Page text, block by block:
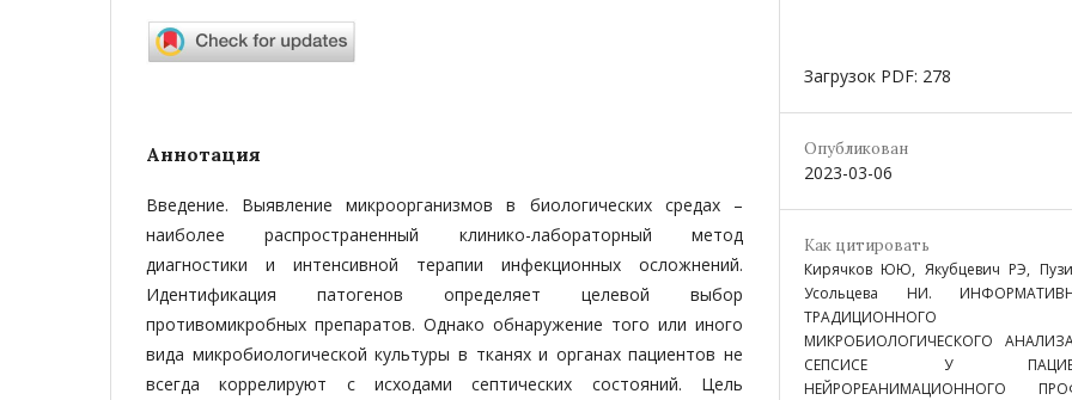
Аннотация
Введение. Выявление микроорганизмов в биологических средах –
наиболее распространенный клинико-лабораторный метод
диагностики и интенсивной терапии инфекционных осложнений.
Идентификация патогенов определяет целевой выбор
противомикробных препаратов. Однако обнаружение того или иного
вида микробиологической культуры в тканях и органах пациентов не
всегда коррелируют с исходами септических состояний. Цель
Загрузок PDF: 278
Опубликован
2023-03-06
Как цитировать
Кирячков ЮЮ, Якубцевич РЭ,
Усольцева НИ.
ТРАДИЦИОННОГО
МИКРОБИОЛОГИЧЕСКОГО
СЕПСИСЕ У
НЕЙРОРЕАНИМАЦИОННОГО